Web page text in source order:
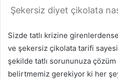
Şekersiz diyet çikolata
Sizde tatlı krizine
ve şekersiz çikolata tarifi
şekilde tatlı sorununuza
belirtmemiz gerekiyor ki her